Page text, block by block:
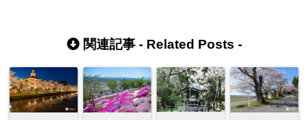
関連記事 - Related Posts -